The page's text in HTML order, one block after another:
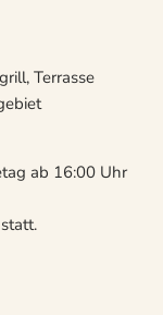
Terrasse
ab 16:00 Uhr